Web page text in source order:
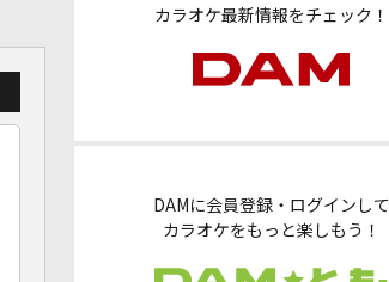
カラオケ最新情報をチェック！
DAMに会員登録・ログインして
カラオケをもっと楽しもう！